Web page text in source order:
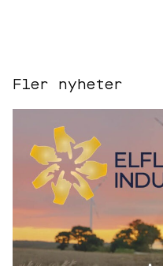
Fler nyheter